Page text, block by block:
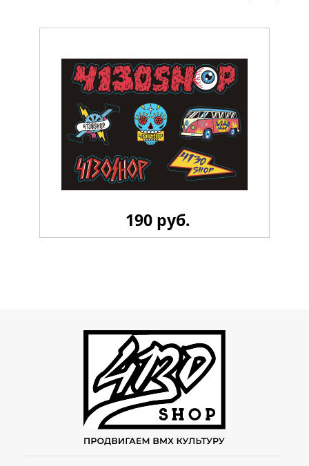
Стикерпак 4130 LiL
190 руб.